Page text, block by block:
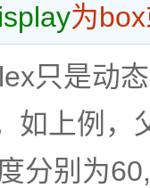
为
只是动
如上例，
分别为